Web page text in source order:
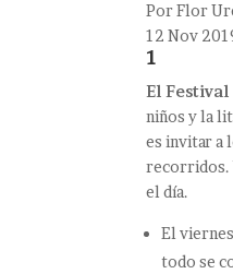
PorFlor
12 Nov
1
El
niños y la
es invitar a
recorridos.
el día.
El
todo se